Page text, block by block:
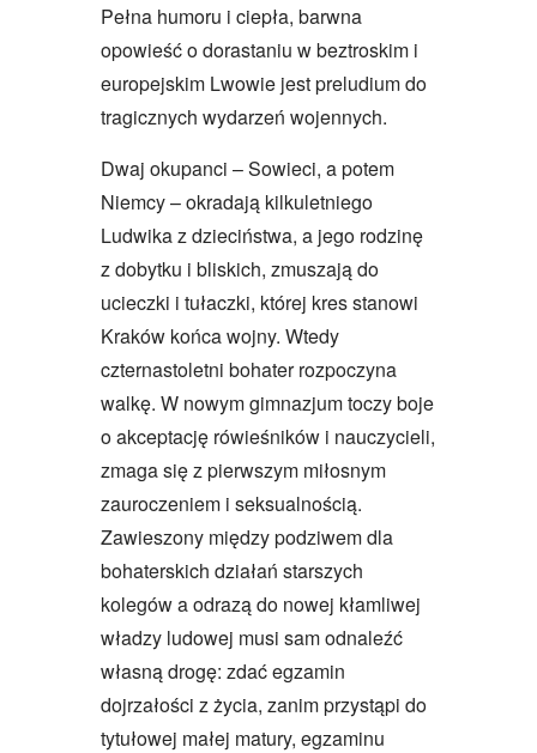
Pełna humoru i ciepła, barwna
opowieść o dorastaniu w beztroskim i
europejskim Lwowie jest preludium do
tragicznych wydarzeń wojennych.
Dwaj okupanci – Sowieci, a potem
Niemcy – okradają kilkuletniego
Ludwika z dzieciństwa, a jego rodzinę
z dobytku i bliskich, zmuszają do
ucieczki i tułaczki, której kres stanowi
Kraków końca wojny. Wtedy
czternastoletni bohater rozpoczyna
walkę. W nowym gimnazjum toczy boje
o akceptację rówieśników i nauczycieli,
zmaga się z pierwszym miłosnym
zauroczeniem i seksualnością.
Zawieszony między podziwem dla
bohaterskich działań starszych
kolegów a odrazą do nowej kłamliwej
władzy ludowej musi sam odnaleźć
własną drogę: zdać egzamin
dojrzałości z życia, zanim przystąpi do
tytułowej małej matury, egzaminu